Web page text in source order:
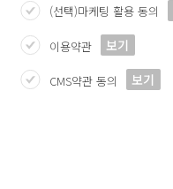
(선택)마케팅 활용 동의
이용약관 보기
CMS약관 동의 보기